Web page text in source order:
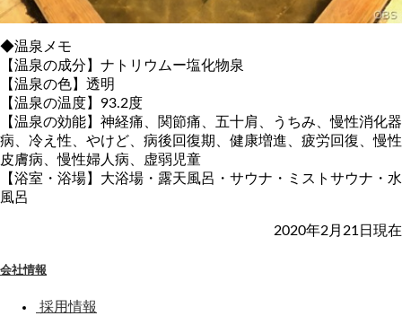
◆温泉メモ
【温泉の成分】ナトリウムー塩化物泉
【温泉の色】透明
【温泉の温度】93.2度
【温泉の効能】神経痛、関節痛、五十肩、うちみ、慢性消化器
病、冷え性、やけど、病後回復期、健康増進、疲労回復、慢性
皮膚病、慢性婦人病、虚弱児童
【浴室・浴場】大浴場・露天風呂・サウナ・ミストサウナ・水
風呂
2020年2月21日現在
会社情報
採用情報